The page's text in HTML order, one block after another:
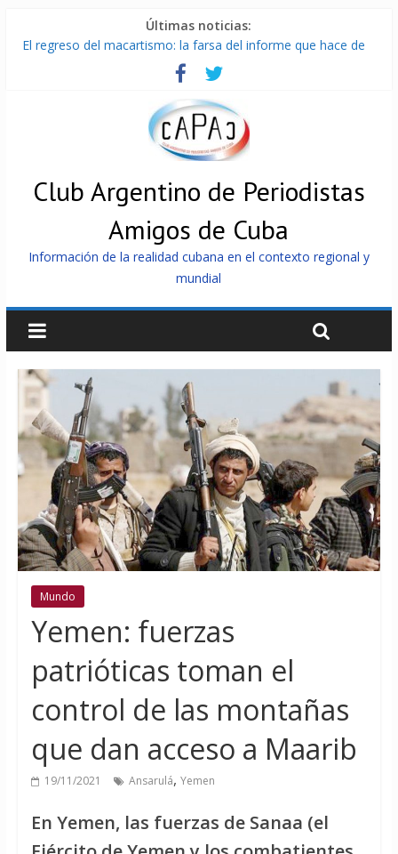
Últimas noticias:
El regreso del macartismo: la farsa del informe que hace de
Milei firmó memorándum con EE.UU sin informarlo
China presenta robots que pueden razonar, moverse y asistir
La Habana avanza en reconexión tras nuevo apagón
Más de 7 000 contenedores impedidos de llegar a Cuba
Club Argentino de Periodistas
Amigos de Cuba
Información de la realidad cubana en el contexto regional y
mundial
Mundo
Yemen: fuerzas
patrióticas toman el
control de las montañas
que dan acceso a Maarib
19/11/2021 Ansarulá, Yemen
En Yemen, las fuerzas de Sanaa (el